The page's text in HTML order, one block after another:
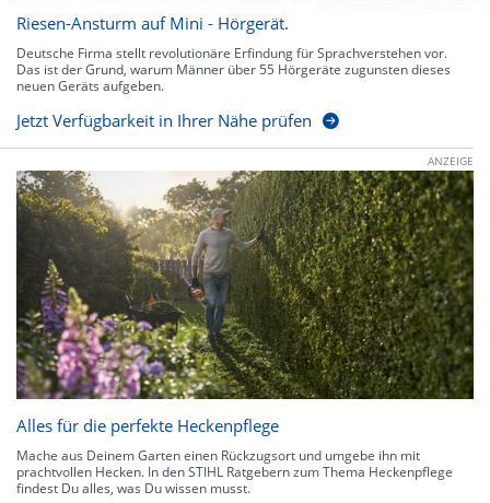
Riesen-Ansturm auf Mini - Hörgerät.
Deutsche Firma stellt revolutionäre Erfindung für Sprachverstehen vor.
Das ist der Grund, warum Männer über 55 Hörgeräte zugunsten dieses
neuen Geräts aufgeben.
Jetzt Verfügbarkeit in Ihrer Nähe prüfen
ANZEIGE
Alles für die perfekte Heckenpflege
Mache aus Deinem Garten einen Rückzugsort und umgebe ihn mit
prachtvollen Hecken. In den STIHL Ratgebern zum Thema Heckenpflege
findest Du alles, was Du wissen musst.